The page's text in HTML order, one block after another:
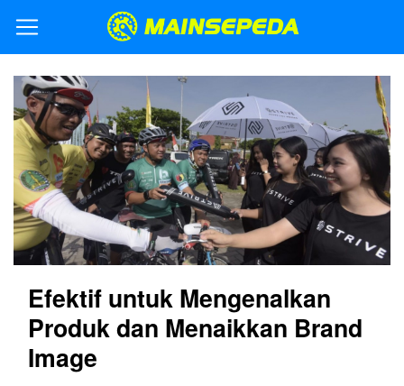
Efektif untuk Mengenalkan
Produk dan Menaikkan Brand
Image